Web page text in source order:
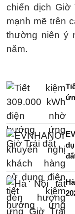
chiến dịch Giờ
mạnh mẽ trên
thường niên ý
năm.